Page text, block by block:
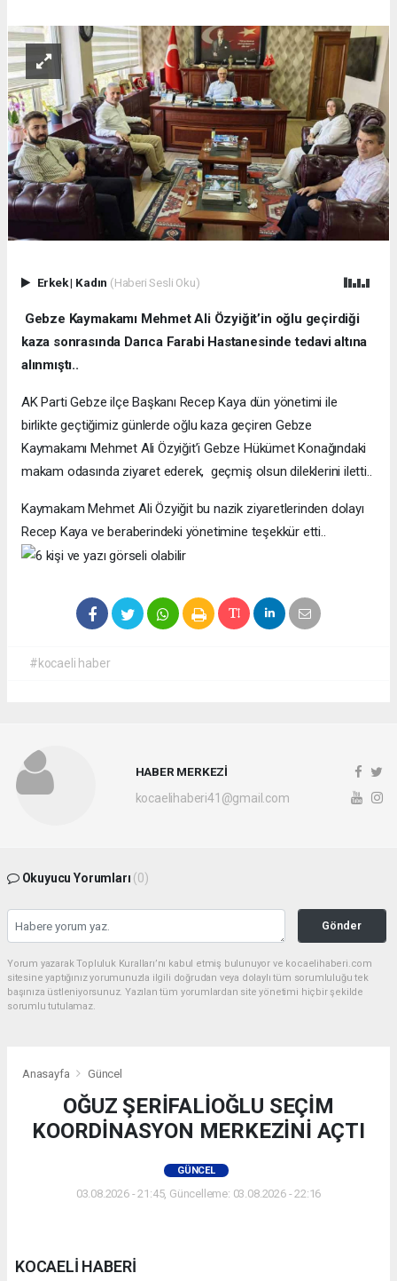
Erkek| Kadın (Haberi Sesli Oku)
Gebze Kaymakamı Mehmet Ali Özyiğit’in oğlu geçirdiği
kaza sonrasında Darıca Farabi Hastanesinde tedavi altına
alınmıştı..
AK Parti Gebze ilçe Başkanı Recep Kaya dün yönetimi ile
birlikte geçtiğimiz günlerde oğlu kaza geçiren Gebze
Kaymakamı Mehmet Ali Özyiğit’i Gebze Hükümet Konağındaki
makam odasında ziyaret ederek, geçmiş olsun dileklerini iletti..
Kaymakam Mehmet Ali Özyiğit bu nazik ziyaretlerinden dolayı
Recep Kaya ve beraberindeki yönetimine teşekkür etti..
#kocaeli haber
HABER MERKEZİ
kocaelihaberi41@gmail.com
Okuyucu Yorumları (0)
Gönder
Yorum yazarak Topluluk Kuralları’nı kabul etmiş bulunuyor ve kocaelihaberi.com
sitesine yaptığınız yorumunuzla ilgili doğrudan veya dolaylı tüm sorumluluğu tek
başınıza üstleniyorsunuz. Yazılan tüm yorumlardan site yönetimi hiçbir şekilde
sorumlu tutulamaz.
Anasayfa Güncel
OĞUZ ŞERİFALİOĞLU SEÇİM
KOORDİNASYON MERKEZİNİ AÇTI
GÜNCEL
03.08.2026 - 21:45, Güncelleme: 03.08.2026 - 22:16
KOCAELİ HABERİ